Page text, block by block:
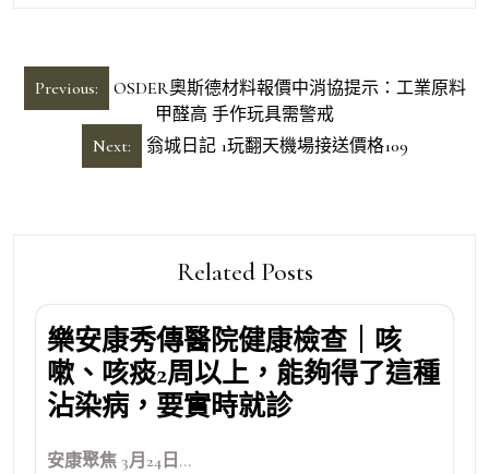
文
章
Previous:
OSDER奧斯德材料報價中消協提示：工業原料
甲醛高 手作玩具需警戒
Next:
翁城日記 1玩翻天機場接送價格109
Related Posts
樂安康秀傳醫院健康檢查｜咳
嗽、咳痰2周以上，能夠得了這種
沾染病，要實時就診
安康聚焦 3月24日...